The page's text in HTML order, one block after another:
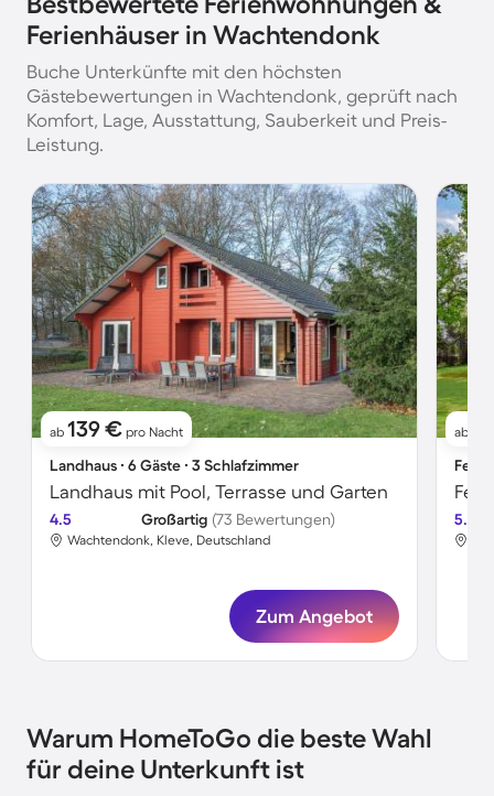
Ferienhäuser in Wachtendonk
Buche Unterkünfte mit den höchsten
Gästebewertungen in Wachtendonk, geprüft nach
Komfort, Lage, Ausstattung, Sauberkeit und Preis-
Leistung.
ab 139 € pro Nacht
Landhaus ∙ 6 Gäste ∙ 3 Schlafzimmer
Landhaus mit Pool, Terrasse und Garten
4.5 Großartig (73 Bewertungen)
Wachtendonk, Kleve, Deutschland
Zum Angebot
ab
5.0
Warum HomeToGo die beste Wahl
für deine Unterkunft ist